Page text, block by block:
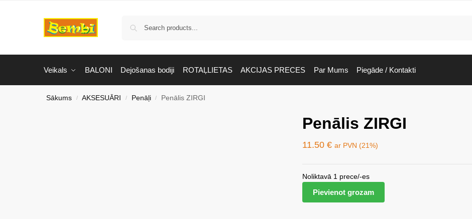
Veikals BALONI Dejošanas bodiji ROTAĻLIETAS AKCIJAS PRECES Par Mums Piegāde / Kontakti
Sākums / AKSESUĀRI / Penāļi / Penālis ZIRGI
Penālis ZIRGI
11.50 € ar PVN (21%)
Noliktavā 1 prece/-es
Pievienot grozam